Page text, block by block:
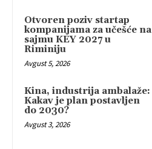
Otvoren poziv startap
kompanijama za učešće na
sajmu KEY 2027 u
Riminiju
Avgust 5, 2026
Kina, industrija ambalaže:
Kakav je plan postavljen
do 2030?
Avgust 3, 2026